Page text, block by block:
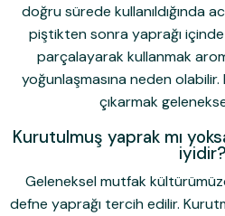
doğru sürede kullanıldığında
piştikten sonra yaprağı
parçalayarak kullanmak
yoğunlaşmasına neden
çıkarmak
Kurutulmuş yaprak mı
iyidir?
Geleneksel mutfak
defne yaprağı tercih edilir.